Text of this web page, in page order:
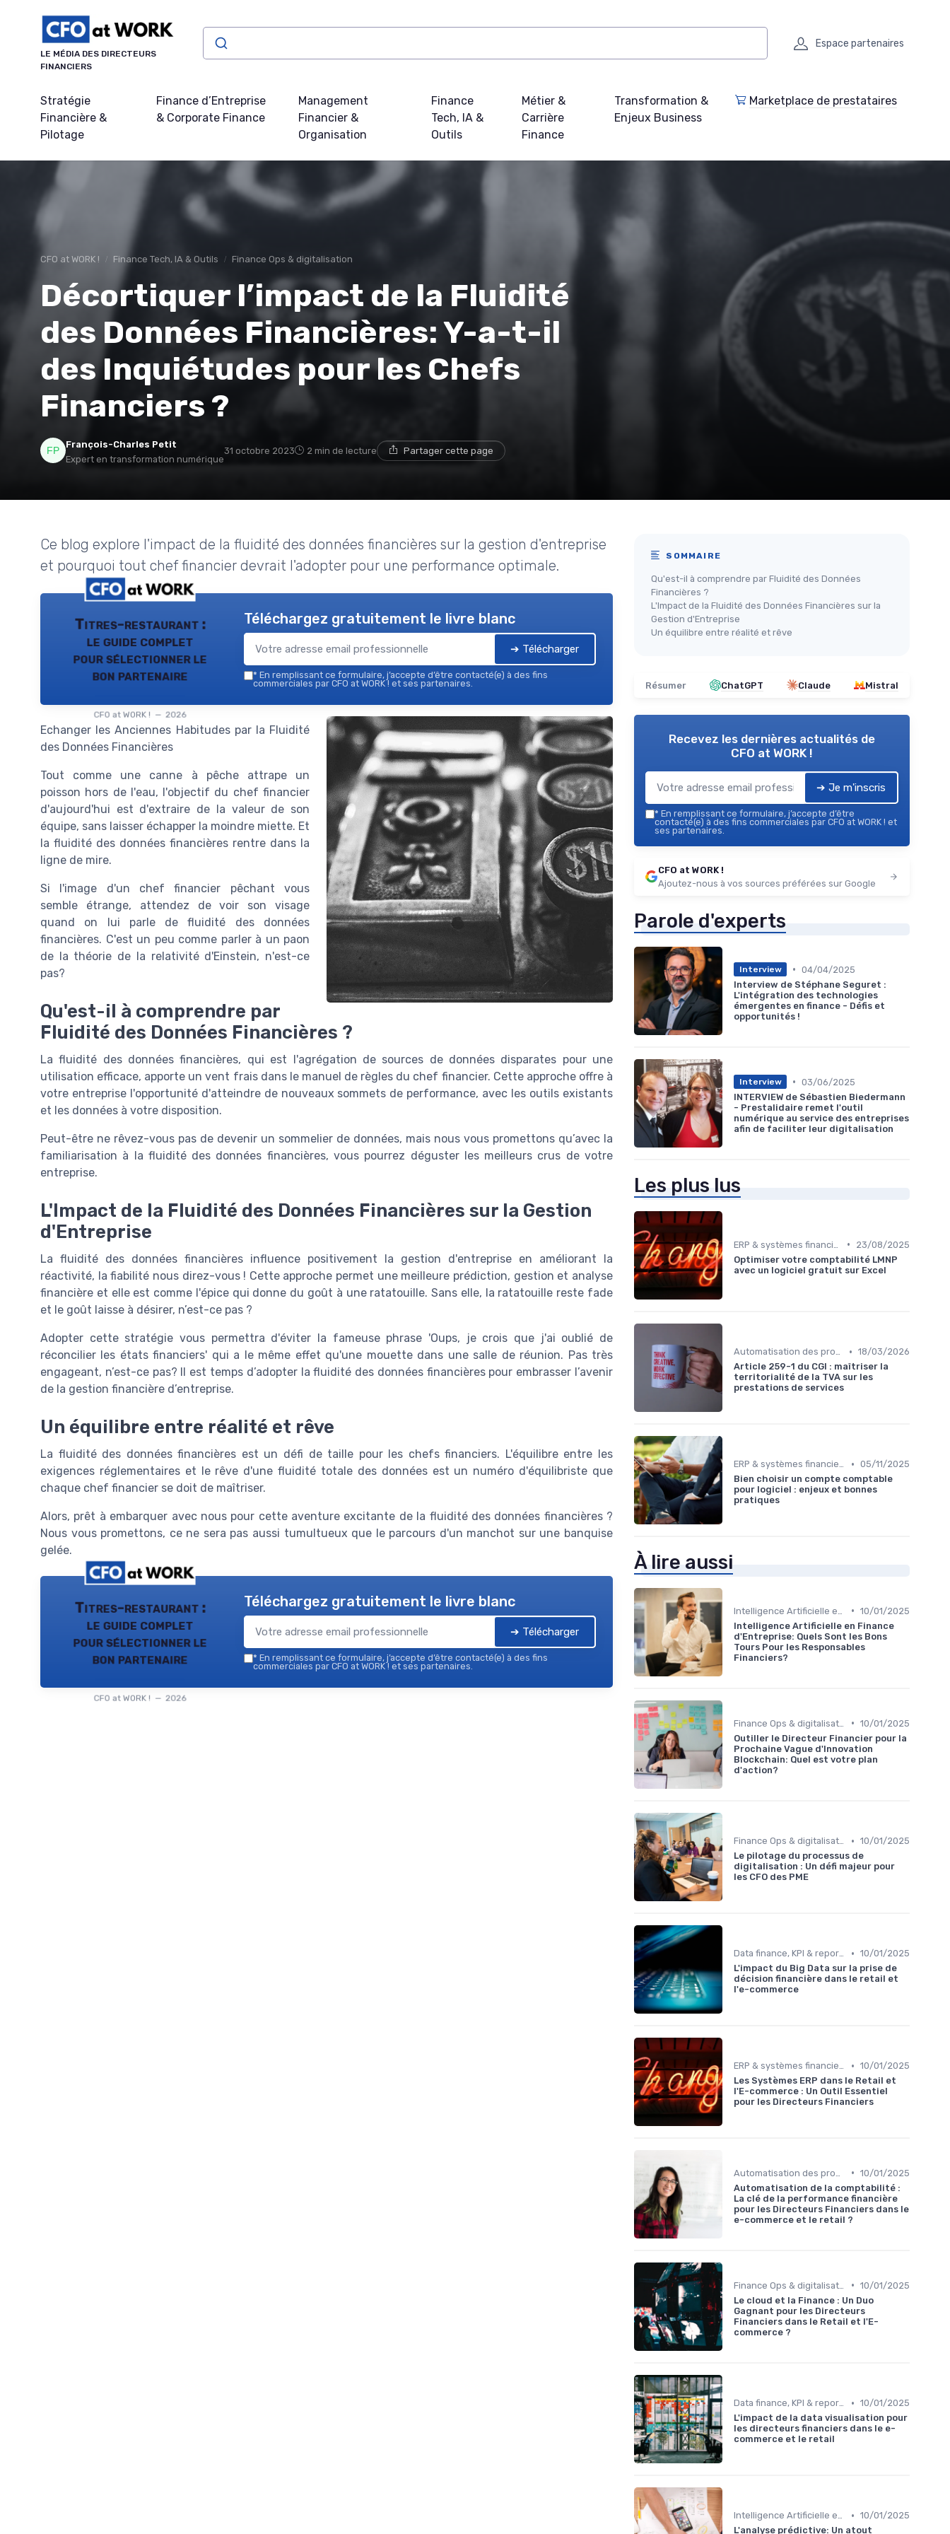
LE MÉDIA DES DIRECTEURS
FINANCIERS
Espace partenaires
Stratégie
Financière &
Pilotage
Finance d’Entreprise
& Corporate Finance
Management
Financier &
Organisation
Finance
Tech, IA &
Outils
Métier &
Carrière
Finance
Transformation &
Enjeux Business
Marketplace de prestataires
CFO at WORK ! Finance Tech, IA & Outils Finance Ops & digitalisation
Décortiquer l’impact de la Fluidité
des Données Financières: Y-a-t-il
des Inquiétudes pour les Chefs
Financiers ?
François-Charles Petit
Expert en transformation numérique
31 octobre 2023 2 min de lecture Partager cette page
Ce blog explore l'impact de la fluidité des données financières sur la gestion d'entreprise
et pourquoi tout chef financier devrait l'adopter pour une performance optimale.
Titres-restaurant :
le guide complet
pour sélectionner le
bon partenaire
CFO at WORK ! — 2026
Téléchargez gratuitement le livre blanc
➔ Télécharger
* En remplissant ce formulaire, j’accepte d’être contacté(e) à des fins
commerciales par CFO at WORK ! et ses partenaires.
Echanger les Anciennes Habitudes par la Fluidité
des Données Financières
Tout comme une canne à pêche attrape un
poisson hors de l'eau, l'objectif du chef financier
d'aujourd'hui est d'extraire de la valeur de son
équipe, sans laisser échapper la moindre miette. Et
la fluidité des données financières rentre dans la
ligne de mire.
Si l'image d'un chef financier pêchant vous
semble étrange, attendez de voir son visage
quand on lui parle de fluidité des données
financières. C'est un peu comme parler à un paon
de la théorie de la relativité d'Einstein, n'est-ce
pas?
Qu'est-il à comprendre par
Fluidité des Données Financières ?
La fluidité des données financières, qui est l'agrégation de sources de données disparates pour une
utilisation efficace, apporte un vent frais dans le manuel de règles du chef financier. Cette approche offre à
votre entreprise l'opportunité d'atteindre de nouveaux sommets de performance, avec les outils existants
et les données à votre disposition.
Peut-être ne rêvez-vous pas de devenir un sommelier de données, mais nous vous promettons qu’avec la
familiarisation à la fluidité des données financières, vous pourrez déguster les meilleurs crus de votre
entreprise.
L'Impact de la Fluidité des Données Financières sur la Gestion
d'Entreprise
La fluidité des données financières influence positivement la gestion d'entreprise en améliorant la
réactivité, la fiabilité nous direz-vous ! Cette approche permet une meilleure prédiction, gestion et analyse
financière et elle est comme l'épice qui donne du goût à une ratatouille. Sans elle, la ratatouille reste fade
et le goût laisse à désirer, n’est-ce pas ?
Adopter cette stratégie vous permettra d'éviter la fameuse phrase 'Oups, je crois que j'ai oublié de
réconcilier les états financiers' qui a le même effet qu'une mouette dans une salle de réunion. Pas très
engageant, n’est-ce pas? Il est temps d’adopter la fluidité des données financières pour embrasser l’avenir
de la gestion financière d’entreprise.
Un équilibre entre réalité et rêve
La fluidité des données financières est un défi de taille pour les chefs financiers. L'équilibre entre les
exigences réglementaires et le rêve d'une fluidité totale des données est un numéro d'équilibriste que
chaque chef financier se doit de maîtriser.
Alors, prêt à embarquer avec nous pour cette aventure excitante de la fluidité des données financières ?
Nous vous promettons, ce ne sera pas aussi tumultueux que le parcours d'un manchot sur une banquise
gelée.
Titres-restaurant :
le guide complet
pour sélectionner le
bon partenaire
CFO at WORK ! — 2026
Téléchargez gratuitement le livre blanc
➔ Télécharger
* En remplissant ce formulaire, j’accepte d’être contacté(e) à des fins
commerciales par CFO at WORK ! et ses partenaires.
SOMMAIRE
Qu'est-il à comprendre par Fluidité des Données
Financières ?
L'Impact de la Fluidité des Données Financières sur la
Gestion d'Entreprise
Un équilibre entre réalité et rêve
Résumer ChatGPT Claude Mistral
Recevez les dernières actualités de
CFO at WORK !
➔ Je m'inscris
* En remplissant ce formulaire, j’accepte d’être
contacté(e) à des fins commerciales par CFO at WORK ! et
ses partenaires.
CFO at WORK !
Ajoutez-nous à vos sources préférées sur Google
Parole d'experts
Interview • 04/04/2025
Interview de Stéphane Seguret :
L'intégration des technologies
émergentes en finance - Défis et
opportunités !
Interview • 03/06/2025
INTERVIEW de Sébastien Biedermann
- Prestalidaire remet l'outil
numérique au service des entreprises
afin de faciliter leur digitalisation
Les plus lus
•
23/08/2025
Optimiser votre comptabilité LMNP
avec un logiciel gratuit sur Excel
Automatisation des processus financiers • 18/03/2026
Article 259-1 du CGI : maîtriser la
territorialité de la TVA sur les
prestations de services
ERP & systèmes financiers • 05/11/2025
Bien choisir un compte comptable
pour logiciel : enjeux et bonnes
pratiques
À lire aussi
• 10/01/2025
Intelligence Artificielle en Finance
d'Entreprise: Quels Sont les Bons
Tours Pour les Responsables
Financiers?
• 10/01/2025
Outiller le Directeur Financier pour la
Prochaine Vague d'Innovation
Blockchain: Quel est votre plan
d'action?
Finance Ops & digitalisation • 10/01/2025
Le pilotage du processus de
digitalisation : Un défi majeur pour
les CFO des PME
Data finance, KPI & reporting • 10/01/2025
L'impact du Big Data sur la prise de
décision financière dans le retail et
l'e-commerce
ERP & systèmes financiers • 10/01/2025
Les Systèmes ERP dans le Retail et
l'E-commerce : Un Outil Essentiel
pour les Directeurs Financiers
• 10/01/2025
Automatisation de la comptabilité :
La clé de la performance financière
pour les Directeurs Financiers dans le
e-commerce et le retail ?
• 10/01/2025
Le cloud et la Finance : Un Duo
Gagnant pour les Directeurs
Financiers dans le Retail et l'E-
commerce ?
Data finance, KPI & reporting • 10/01/2025
L'impact de la data visualisation pour
les directeurs financiers dans le e-
commerce et le retail
Intelligence Artificielle en finance • 10/01/2025
L'analyse prédictive: Un atout